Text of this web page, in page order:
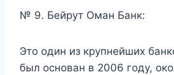
№ 9. Бейрут Оман Банк:
Это один из крупнейших
был основан в 2006 году,